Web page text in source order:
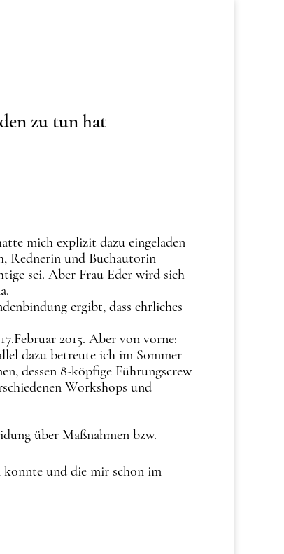
zu tun hat
mich explizit dazu eingeladen
Rednerin und Buchautorin
sei. Aber Frau Eder wird sich
ergibt, dass ehrliches
2015. Aber von vorne:
dazu betreute ich im Sommer
dessen 8-köpfige Führungscrew
Workshops und
über Maßnahmen bzw.
konnte und die mir schon im